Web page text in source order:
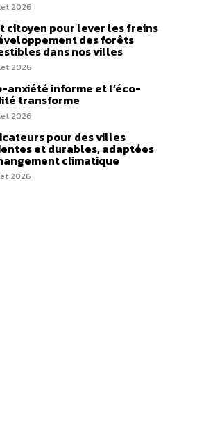
2026
citoyen pour lever les freins
des forêts
dans nos villes
2026
anxiété informe et l’éco-
transforme
2026
pour des villes
et durables, adaptées
climatique
2026